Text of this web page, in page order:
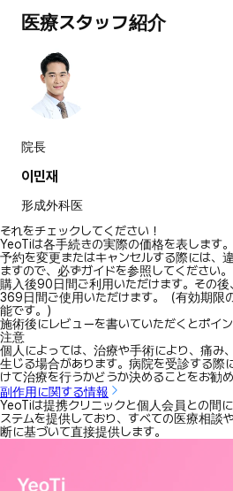
医療スタッフ紹介
院長
이민재
形成外科医
それをチェックしてください！
YeoTiは各手続きの実際の価格を表します。
予約を変更またはキャンセルする際には、
ますので、必ずガイドを参照してください。
購入後90日間ご利用いただけます。その
369日間ご使用いただけます。（有効期限
能です。）
施術後にレビューを書いていただくとポイン
注意
個人によっては、治療や手術により、痛み
生じる場合があります。病院を受診する際
けて治療を行うかどうか決めることをお勧め
副作用に関する情報
YeoTiは提携クリニックと個人会員との間
ステムを提供しており、すべての医療相談
断に基づいて直接提供します。